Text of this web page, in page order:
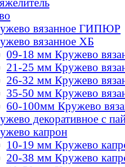
вязанное ГИПЮР
вязанное ХБ
09-18 мм Кружево
21-25 мм Кружево
26-32 мм Кружево
35-50 мм Кружево
60-100мм Кружево
декоративное с
капрон
10-19 мм Кружево
20-38 мм Кружево